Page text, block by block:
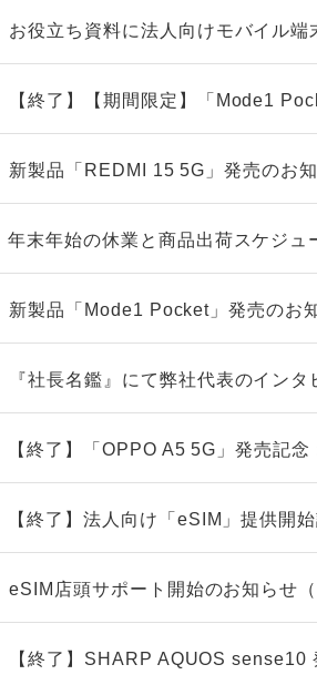
お役立ち資料に法人向けモバイル
【終了】【期間限定】「Mode1
新製品「REDMI 15 5G」発売のお
年末年始の休業と商品出荷スケジュ
新製品「Mode1 Pocket」発売のお
『社長名鑑』にて弊社代表のイン
【終了】「OPPO A5 5G」発売記
【終了】法人向け「eSIM」提供開
eSIM店頭サポート開始のお知らせ（
【終了】SHARP AQUOS